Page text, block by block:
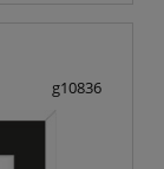
g10836